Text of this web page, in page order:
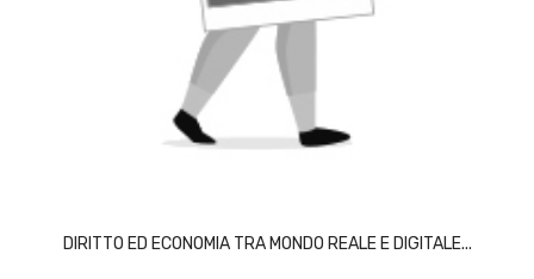
DIRITTO ED ECONOMIA TRA MONDO REALE E DIGITALE...